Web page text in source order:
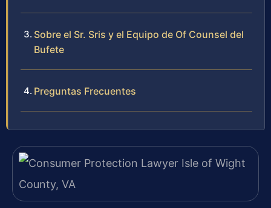
Sobre el Sr. Sris y el Equipo de Of Counsel del
Bufete
Preguntas Frecuentes